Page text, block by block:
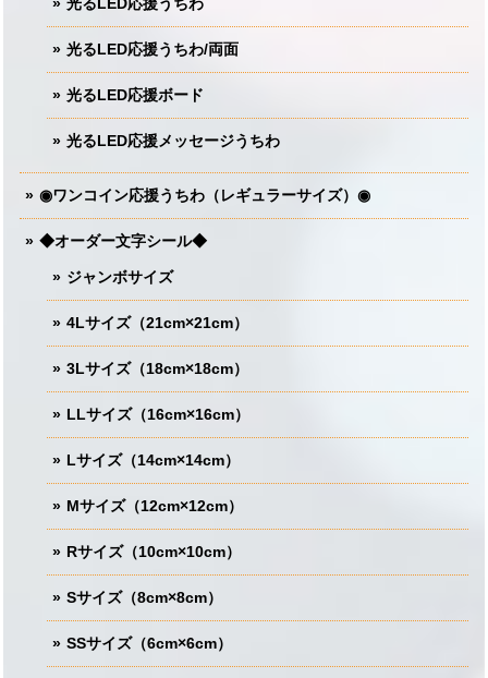
光るLED応援うちわ/両面
光るLED応援ボード
光るLED応援メッセージうちわ
◉ワンコイン応援うちわ（レギュラーサイズ）◉
◆オーダー文字シール◆
ジャンボサイズ
4Lサイズ（21cm×21cm）
3Lサイズ（18cm×18cm）
LLサイズ（16cm×16cm）
Lサイズ（14cm×14cm）
Mサイズ（12cm×12cm）
Rサイズ（10cm×10cm）
Sサイズ（8cm×8cm）
SSサイズ（6cm×6cm）